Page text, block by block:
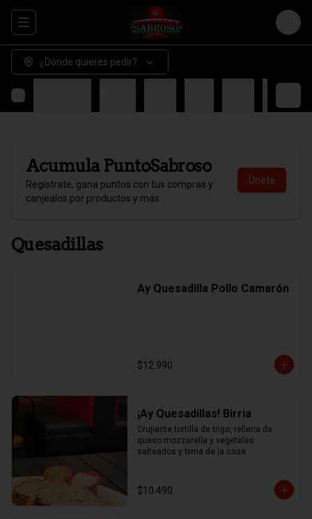
Abrir menu de navegación Login
¿Dónde quieres pedir?
Acumula PuntoSabroso
Regístrate, gana puntos con tus compras y
canjealos por productos y más
Únete
Quesadillas
Ay Quesadilla Pollo Camarón
$12.990
¡Ay Quesadillas! Birria
Crujiente tortilla de trigo, rellena de
queso mozzarella y vegetales
salteados y birria de la casa.
$10.490